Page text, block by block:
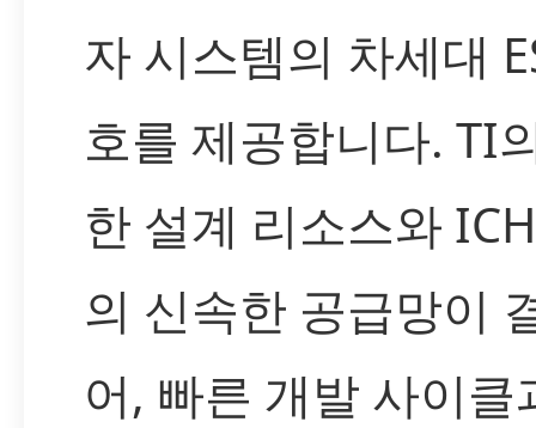
자 시스템의 차세대
호를 제공합니다. TI
한 설계 리소스와
의 신속한 공급망이
어, 빠른 개발 사이클